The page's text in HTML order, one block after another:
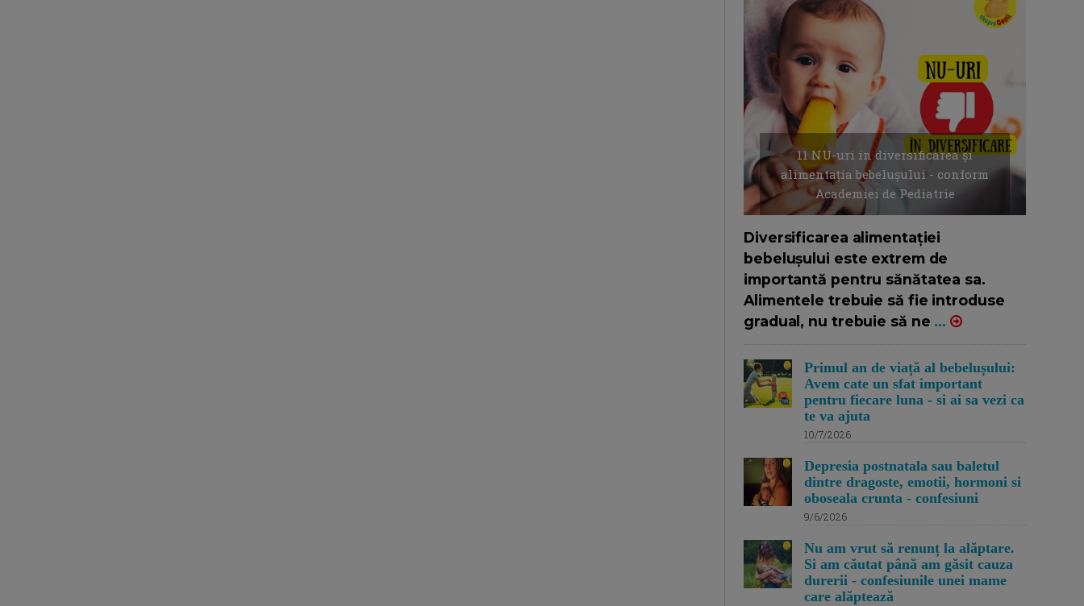
11 NU-uri in diversificarea și
alimentația bebelușului - conform
Academiei de Pediatrie
Diversificarea alimentației
bebelușului este extrem de
importantă pentru sănătatea sa.
Alimentele trebuie să fie introduse
gradual, nu trebuie să ne ...
Primul an de viață al bebelușului:
Avem cate un sfat important
pentru fiecare luna - si ai sa vezi ca
te va ajuta
10/7/2026
Depresia postnatala sau baletul
dintre dragoste, emotii, hormoni si
oboseala crunta - confesiuni
9/6/2026
Nu am vrut să renunț la alăptare.
Si am căutat până am găsit cauza
durerii - confesiunile unei mame
care alăptează